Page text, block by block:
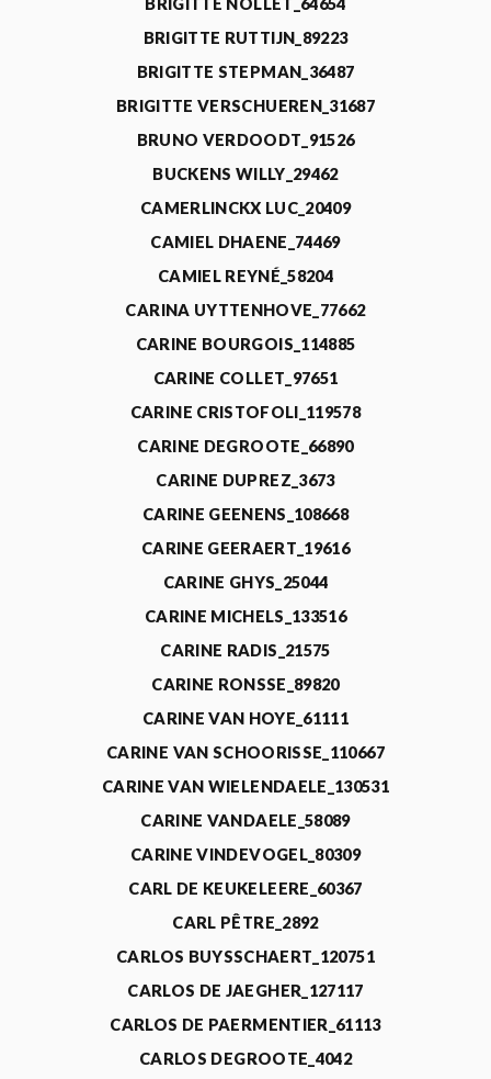
BRIGITTE NOLLET_64654
BRIGITTE RUTTIJN_89223
BRIGITTE STEPMAN_36487
BRIGITTE VERSCHUEREN_31687
BRUNO VERDOODT_91526
BUCKENS WILLY_29462
CAMERLINCKX LUC_20409
CAMIEL DHAENE_74469
CAMIEL REYNÉ_58204
CARINA UYTTENHOVE_77662
CARINE BOURGOIS_114885
CARINE COLLET_97651
CARINE CRISTOFOLI_119578
CARINE DEGROOTE_66890
CARINE DUPREZ_3673
CARINE GEENENS_108668
CARINE GEERAERT_19616
CARINE GHYS_25044
CARINE MICHELS_133516
CARINE RADIS_21575
CARINE RONSSE_89820
CARINE VAN HOYE_61111
CARINE VAN SCHOORISSE_110667
CARINE VAN WIELENDAELE_130531
CARINE VANDAELE_58089
CARINE VINDEVOGEL_80309
CARL DE KEUKELEERE_60367
CARL PÊTRE_2892
CARLOS BUYSSCHAERT_120751
CARLOS DE JAEGHER_127117
CARLOS DE PAERMENTIER_61113
CARLOS DEGROOTE_4042